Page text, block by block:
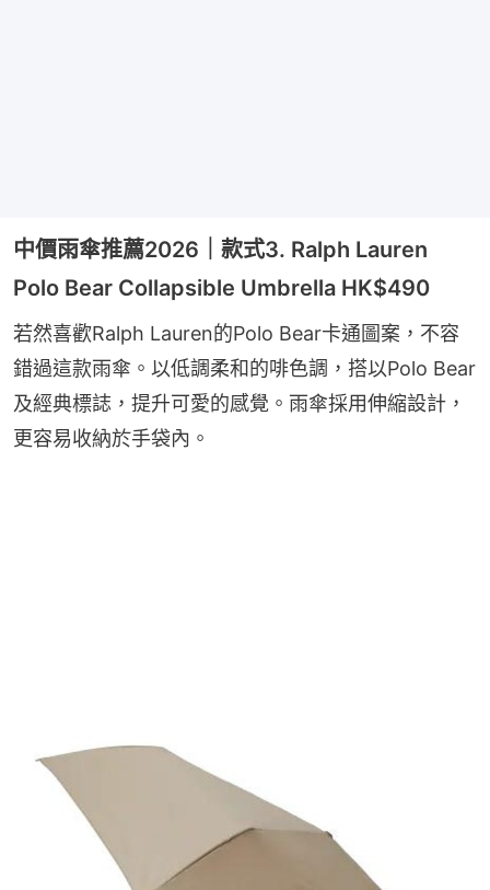
中價雨傘推薦2026｜款式3. Ralph Lauren
Polo Bear Collapsible Umbrella HK$490
若然喜歡Ralph Lauren的Polo Bear卡通圖案，不容
錯過這款雨傘。以低調柔和的啡色調，搭以Polo Bear
及經典標誌，提升可愛的感覺。雨傘採用伸縮設計，
更容易收納於手袋內。